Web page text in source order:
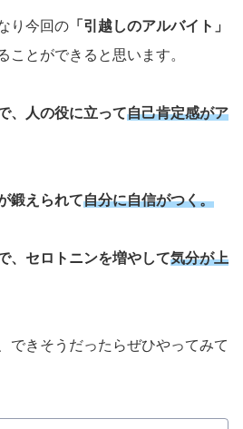
り今回の 「引越しのアルバイト」
ことができると思います。
、人の役に立って自己肯定感がア
鍛えられて自分に自信がつく。
、セロトニンを増やして気分が上
できそうだったらぜひやってみて